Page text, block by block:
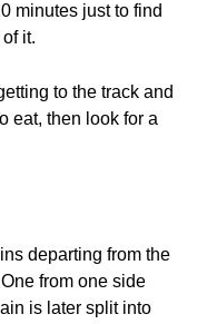
minutes just to find
it.
to the track and
eat, then look for a
departing from the
from one side
is later split into